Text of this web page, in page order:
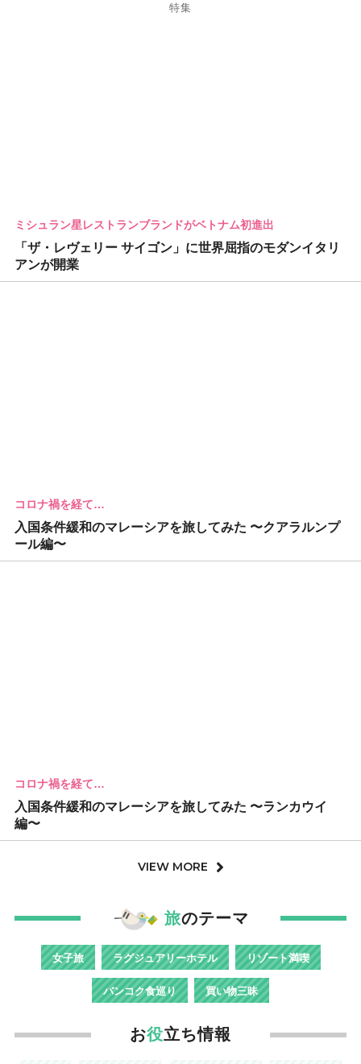
特集
ミシュラン星レストランブランドがベトナム初進出
「ザ・レヴェリー サイゴン」に世界屈指のモダンイタリ
アンが開業
コロナ禍を経て…
入国条件緩和のマレーシアを旅してみた 〜クアラルンプ
ール編〜
コロナ禍を経て…
入国条件緩和のマレーシアを旅してみた 〜ランカウイ
編〜
VIEW MORE
旅のテーマ
女子旅 ラグジュアリーホテル リゾート満喫
バンコク食巡り 買い物三昧
お役立ち情報